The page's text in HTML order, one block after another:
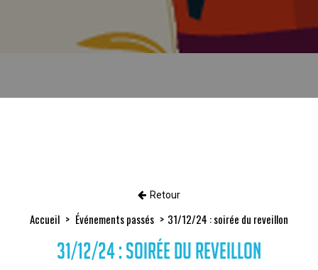
Retour
Accueil Événements passés 31/12/24 : soirée du reveillon
31/12/24 : soirée du reveillon